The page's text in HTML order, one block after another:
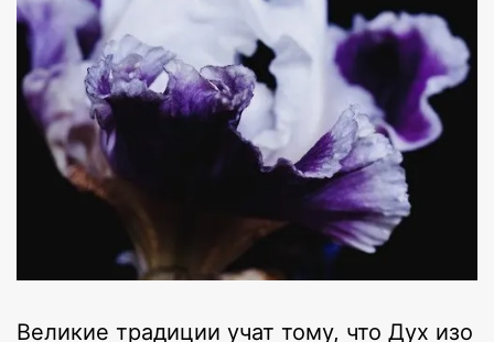
Великие традиции учат тому, что Дух изо